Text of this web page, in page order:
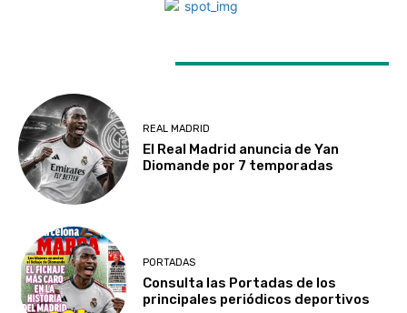
REAL MADRID
El Real Madrid anuncia de Yan
Diomande por 7 temporadas
PORTADAS
Consulta las Portadas de los
principales periódicos deportivos